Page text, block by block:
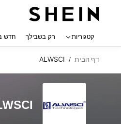
קטגוריות רק בשבילך חדש
דף הבית /
ALWSCI